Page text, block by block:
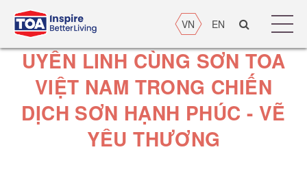
VN EN
UYÊN LINH CÙNG SƠN TOA
VIỆT NAM TRONG CHIẾN
DỊCH SƠN HẠNH PHÚC - VẼ
YÊU THƯƠNG